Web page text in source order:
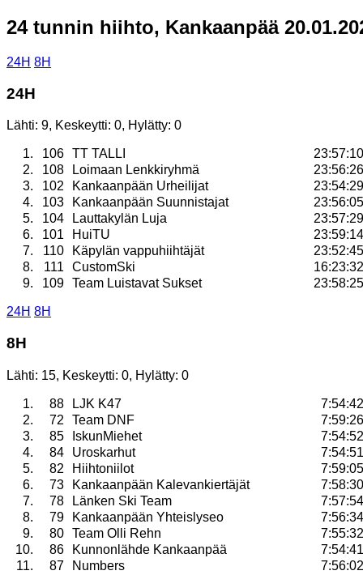
24 tunnin hiihto, Kankaanpää
24H 8H
24H
Lähti: 9, Keskeytti: 0, Hylätty: 0
1. 106 TT TALLI
23:57:10
2.
108 Loimaan Lenkkiryhmä
23:56:26
3.
102 Kankaanpään Urheilijat
23:54:29
4.
103 Kankaanpään Suunnistajat
23:56:05
5.
104 Lauttakylän Luja
23:57:29
6.
101 HuiTU
23:59:14
7.
110 Käpylän vappuhiihtäjät
23:52:45
8.
111 CustomSki
16:23:32
9.
109 Team Luistavat Sukset 23:58:25
24H 8H
8H
Lähti: 15, Keskeytti: 0, Hylätty: 0
1. 88 LJK K47
7:54:42
2.
72 Team DNF
7:59:26
3.
85 IskunMiehet
7:54:52
4.
84 Uroskarhut
7:54:51
5.
82 Hiihtoniilot
7:59:05
6.
73 Kankaanpään Kalevankiertäjät
7:58:30
7.
78 Länken Ski Team
7:57:54
8.
79 Kankaanpään Yhteislyseo
7:56:34
9.
80 Team Olli Rehn
7:55:32
10.
86 Kunnonlähde Kankaanpää
7:54:41
11.
87 Numbers
7:56:02